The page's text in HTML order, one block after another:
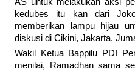
AS untuk melakukan aksi
kedubes itu kan dari
memberikan lampu hijau
diskusi di Cikini, Jakarta,
Wakil Ketua Bappilu PDI
menilai, Ramadhan sama